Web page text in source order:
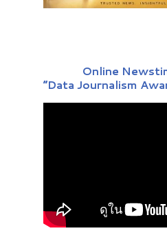
Online
“Data Journalism